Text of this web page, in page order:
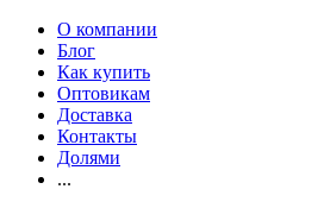
О компании
Блог
Как купить
Оптовикам
Доставка
Контакты
Долями
...